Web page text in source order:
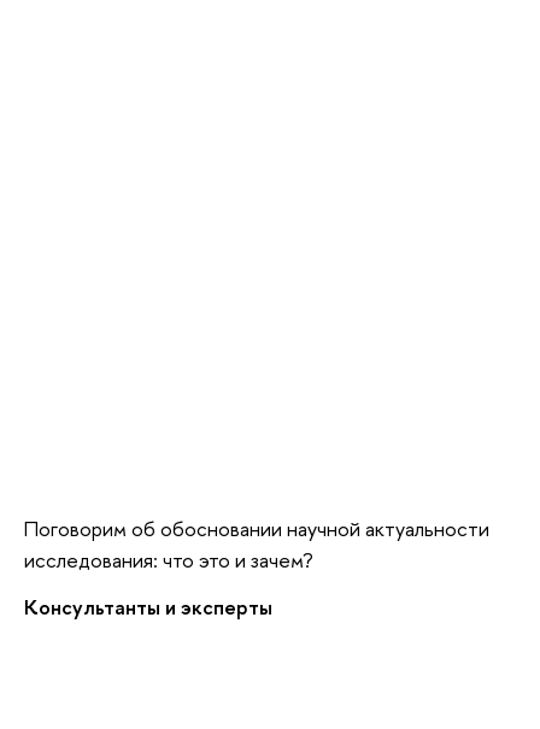
Поговорим об обосновании научной актуальности
исследования: что это и зачем?
Консультанты и эксперты